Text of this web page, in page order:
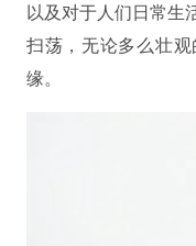
以及对于人们日常生
扫荡，无论多么壮
缘。